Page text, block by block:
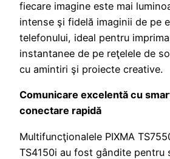
fiecare imagine este mai
intense şi fidelă imaginii de pe
telefonului, ideal pentru
instantanee de pe reţelele de
cu amintiri şi proiecte creative.
Comunicare excelentă cu
conectare rapidă
Multifuncţionalele PIXMA
TS4150i au fost gândite pentru